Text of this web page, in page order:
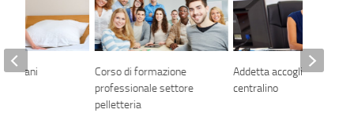
Corso di formazione
professionale settore
pelletteria
Addetta accoglienza e
centralino
ai piani